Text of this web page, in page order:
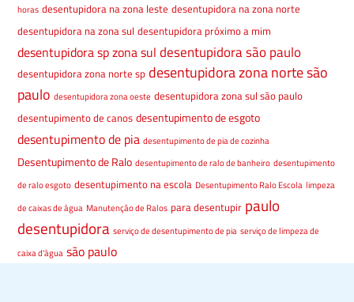
horas desentupidora na zona leste desentupidora na zona norte
desentupidora na zona sul desentupidora próximo a mim
desentupidora sp zona sul desentupidora são paulo
desentupidora zona norte sp desentupidora zona norte são
paulo desentupidora zona oeste desentupidora zona sul são paulo
desentupimento de canos desentupimento de esgoto
desentupimento de pia desentupimento de pia de cozinha
Desentupimento de Ralo desentupimento de ralo de banheiro desentupimento
de ralo esgoto desentupimento na escola Desentupimento Ralo Escola limpeza
de caixas de água Manutenção de Ralos para desentupir paulo
desentupidora serviço de desentupimento de pia serviço de limpeza de
caixa d'água são paulo